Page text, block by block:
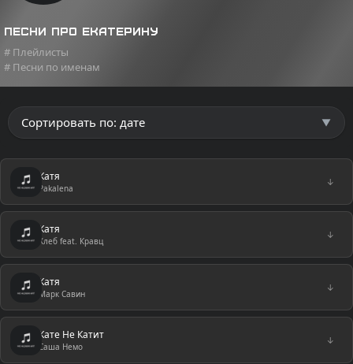
Песни про Екатерину
# Плейлисты
# Песни по именам
Катя
Pakalena
↓
Катя
Хлеб feat. Кравц
↓
Катя
Марк Савин
↓
Кате Не Катит
Саша Немо
↓